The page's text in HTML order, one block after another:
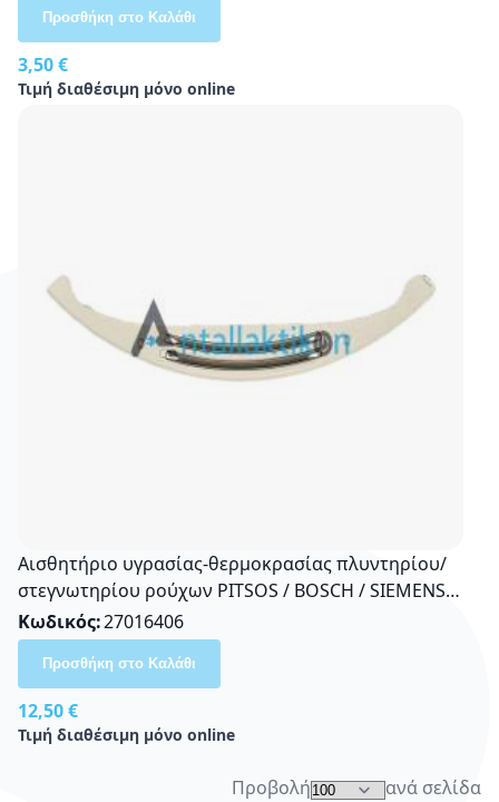
3,50 €
Τιμή διαθέσιμη μόνο online
Προσθήκη στο Καλάθι
Αισθητήριο υγρασίας-θερμοκρασίας πλυντηρίου/
στεγνωτηρίου ρούχων PITSOS / BOSCH / SIEMENS
Original 11018215
Κωδικός 27016406
12,50 €
Τιμή διαθέσιμη μόνο online
Προσθήκη στο Καλάθι
Προβολή ανά σελίδα